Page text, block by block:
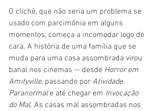
O clichê, que não seria um problema se
usado com parcimônia em alguns
momentos, começa a incomodar logo de
cara. A história de uma família que se
muda para uma casa assombrada virou
banal nos cinemas -- desde Horror em
Amityville, passando por Atividade
Paranormal e até chegar em Invocação
do Mal. As casas mal assombradas nos